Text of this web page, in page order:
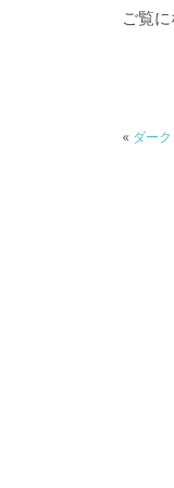
ご覧
« ダー